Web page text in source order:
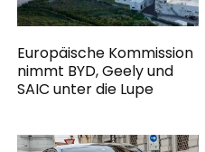
Europäische Kommission
nimmt BYD, Geely und
SAIC unter die Lupe